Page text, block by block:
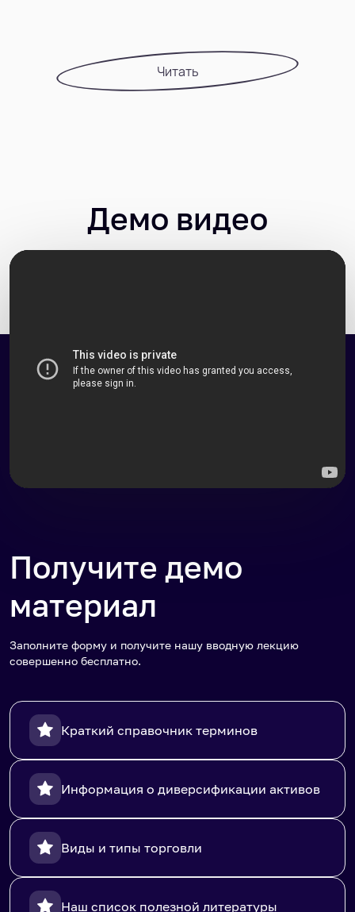
Читать
Смогу ли я научиться торговать без вашего
Будет ли обратная связь?
Демо видео
Получите демо
материал
Заполните форму и получите нашу вводную лекцию
совершенно бесплатно.
Краткий справочник терминов
Информация о диверсификации активов
Виды и типы торговли
Наш список полезной литературы